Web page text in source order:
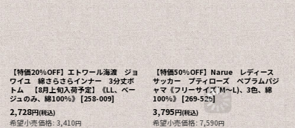
【特価20%OFF】エトワール海渡 ジョ
ワイユ 綿さらさらインナー 3分丈ボ
トム 【8月上旬入荷予定】《LL、ベー
ジュのみ、綿100%》[258-009]
2,728円(税込)
希望小売価格: 3,410円
【特価50%OFF】Narue レディース
サッカー プティローズ ペプラムパジ
ャマ《フリーサイズ(M〜L)、3色、綿
100%》 [269-526]
3,795円(税込)
希望小売価格: 7,590円